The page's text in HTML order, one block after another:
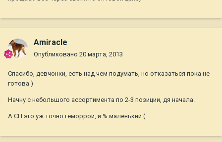
Amiraсle
Опубликовано 20 марта, 2013
Спасибо, девчонки, есть над чем подумать, но отказаться пока не
готова )
Начну с небольшого ассортимента по 2-3 позиции, дя начала.
А СП это уж точно геморрой, и % маленький (